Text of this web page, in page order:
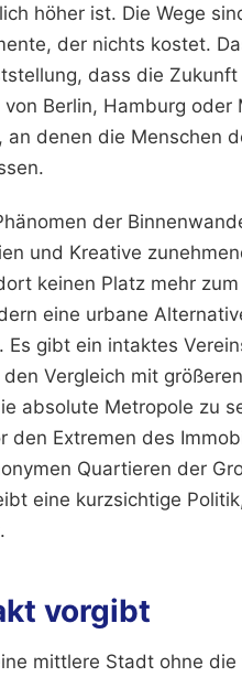
höher ist. Die Wege
der nichts kostet.
dass die
Berlin, Hamburg oder
denen die Menschen
der
und Kreative
keinen Platz mehr
eine urbane
gibt ein intaktes
Vergleich mit
absolute Metropole zu
Extremen des
Quartieren der
eine kurzsichtige
vorgibt
mittlere Stadt ohne